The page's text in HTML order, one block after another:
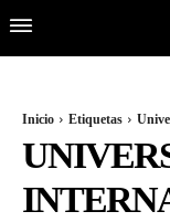
Inicio Etiquetas